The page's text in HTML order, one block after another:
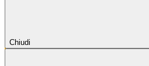
Chiudi